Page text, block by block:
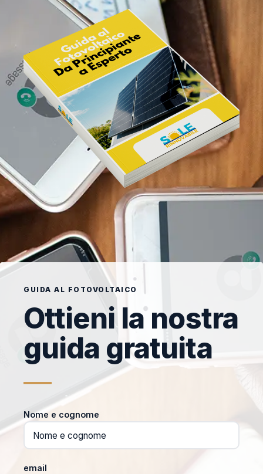
GUIDA AL FOTOVOLTAICO
Ottieni la nostra
guida gratuita
Nome e cognome
email